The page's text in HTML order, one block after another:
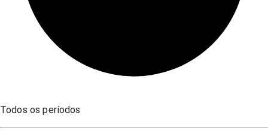
Todos os períodos